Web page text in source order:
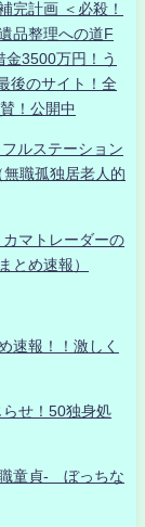
完計画 ＜必殺！
品整理への道F
金3500万円！う
後のサイト！全
！公開中
ルステーション
職孤独居老人的
マトレーダーの
とめ速報）
速報！！激しく
せ！50独身処
童貞- ぼっちな